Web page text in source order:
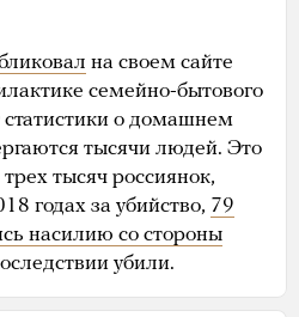
на своем сайте
семейно-бытового
о домашнем
тысячи людей. Это
трех тысяч россиянок,
годах за убийство, 79
насилию со стороны
убили.